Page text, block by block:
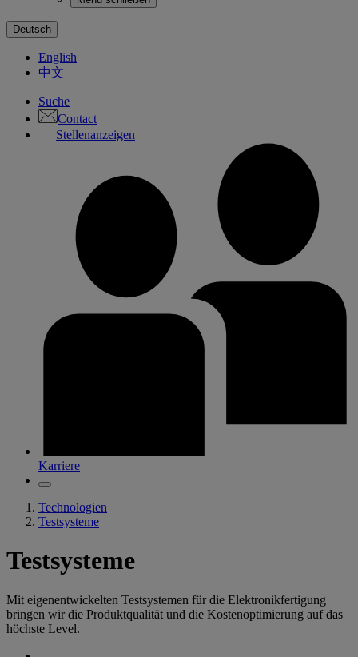
Deutsch
English
中文
Suche
Contact
Stellenanzeigen
Karriere
Technologien
Testsysteme
Testsysteme
Mit eigenentwickelten Testsystemen für die Elektronikfertigung
bringen wir die Produktqualität und die Kostenoptimierung auf das
höchste Level.